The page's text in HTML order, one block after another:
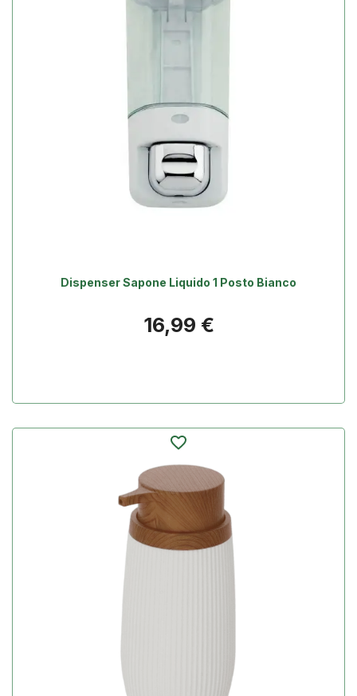
Dispenser Sapone Liquido 1 Posto Bianco
Prezzo
16,99 €